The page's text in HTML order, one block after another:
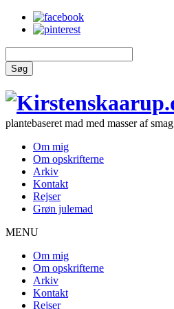
Søg
plantebaseret mad med masser af smag
Om mig
Om opskrifterne
Arkiv
Kontakt
Rejser
Grøn julemad
MENU
Om mig
Om opskrifterne
Arkiv
Kontakt
Rejser